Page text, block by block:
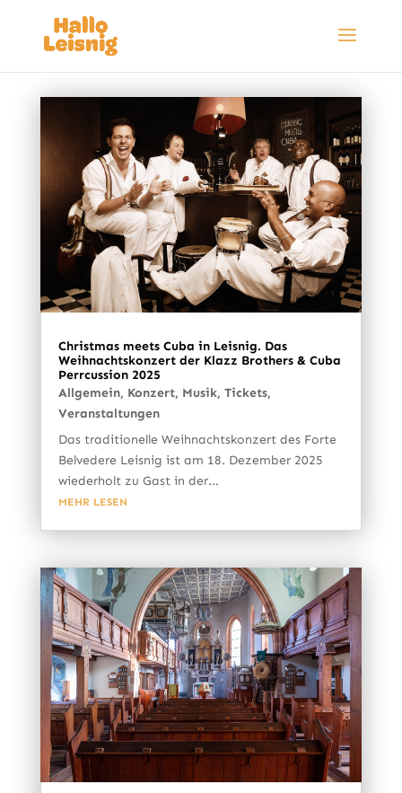
Christmas meets Cuba in Leisnig. Das
Weihnachtskonzert der Klazz Brothers & Cuba
Perrcussion 2025
Allgemein, Konzert, Musik, Tickets,
Veranstaltungen
Das traditionelle Weihnachtskonzert des Forte
Belvedere Leisnig ist am 18. Dezember 2025
wiederholt zu Gast in der...
MEHR LESEN